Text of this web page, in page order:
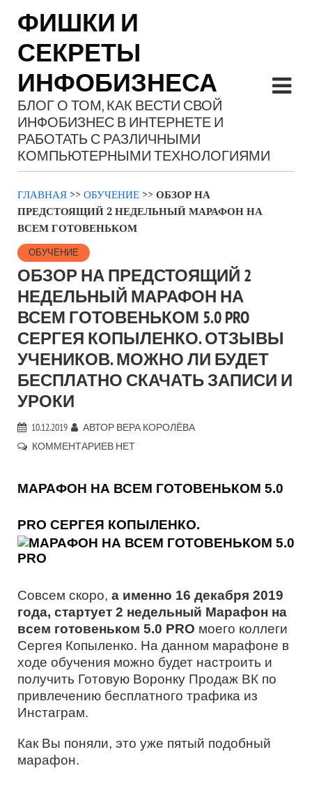
ФИШКИ И
СЕКРЕТЫ
ИНФОБИЗНЕСА
БЛОГ О ТОМ, КАК ВЕСТИ СВОЙ
ИНФОБИЗНЕС В ИНТЕРНЕТЕ И
РАБОТАТЬ С РАЗЛИЧНЫМИ
КОМПЬЮТЕРНЫМИ ТЕХНОЛОГИЯМИ
ГЛАВНАЯ >> ОБУЧЕНИЕ >> ОБЗОР НА
ПРЕДСТОЯЩИЙ 2 НЕДЕЛЬНЫЙ МАРАФОН НА
ВСЕМ ГОТОВЕНЬКОМ
ОБУЧЕНИЕ
ОБЗОР НА ПРЕДСТОЯЩИЙ 2
НЕДЕЛЬНЫЙ МАРАФОН НА
ВСЕМ ГОТОВЕНЬКОМ 5.0 PRO
СЕРГЕЯ КОПЫЛЕНКО. ОТЗЫВЫ
УЧЕНИКОВ. МОЖНО ЛИ БУДЕТ
БЕСПЛАТНО СКАЧАТЬ ЗАПИСИ И
УРОКИ
10.12.2019 АВТОР ВЕРА КОРОЛЁВА
КОММЕНТАРИЕВ НЕТ
МАРАФОН НА ВСЕМ ГОТОВЕНЬКОМ 5.0
PRO СЕРГЕЯ КОПЫЛЕНКО.
Совсем скоро, а именно 16 декабря 2019
года, стартует 2 недельный Марафон на
всем готовеньком 5.0 PRO моего коллеги
Сергея Копыленко. На данном марафоне в
ходе обучения можно будет настроить и
получить Готовую Воронку Продаж ВК по
привлечению бесплатного трафика из
Инстаграм.
Как Вы поняли, это уже пятый подобный
марафон.